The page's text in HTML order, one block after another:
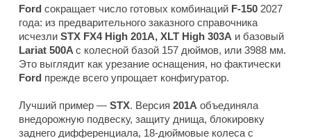
Ford сокращает число готовых комбинаций F-150 2027
года: из предварительного заказного справочника
исчезли STX FX4 High 201A, XLT High 303A и базовый
Lariat 500A с колесной базой 157 дюймов, или 3988 мм.
Это выглядит как урезание оснащения, но фактически
Ford прежде всего упрощает конфигуратор.
Лучший пример — STX. Версия 201A объединяла
внедорожную подвеску, защиту днища, блокировку
заднего дифференциала, 18-дюймовые колеса с